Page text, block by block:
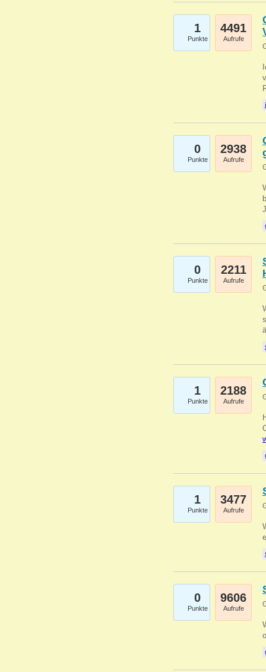
1
Punkte
4491
Aufrufe
0
Punkte
2938
Aufrufe
0
Punkte
2211
Aufrufe
1
Punkte
2188
Aufrufe
1
Punkte
3477
Aufrufe
0
Punkte
9606
Aufrufe